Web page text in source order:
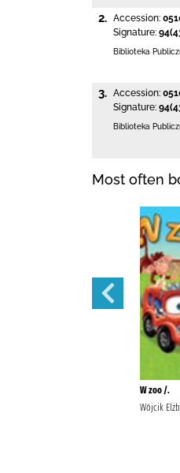
2. Accession:
Signature:
Biblioteka
3. Accession:
Signature:
Biblioteka
Most often
W zoo /.
Wójcik